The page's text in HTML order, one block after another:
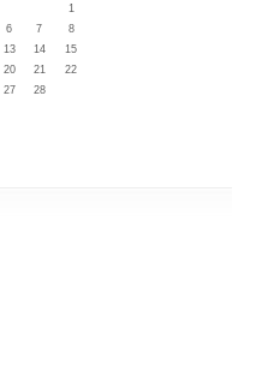
1
6 7
8
13 14
15
20 21
22
27 28